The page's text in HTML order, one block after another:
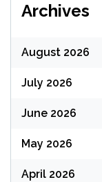
Archives
August 2026
July 2026
June 2026
May 2026
April 2026